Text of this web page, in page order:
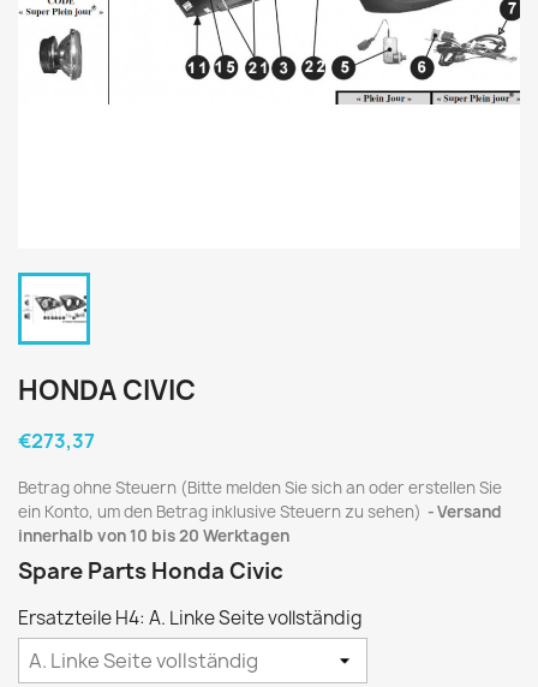
HONDA CIVIC
€273,37
Betrag ohne Steuern (Bitte melden Sie sich an oder erstellen Sie
ein Konto, um den Betrag inklusive Steuern zu sehen)
Versand
innerhalb von 10 bis 20 Werktagen
Spare Parts Honda Civic
Ersatzteile H4: A. Linke Seite vollständig